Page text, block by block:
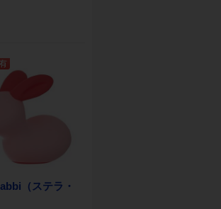
（ステラ・